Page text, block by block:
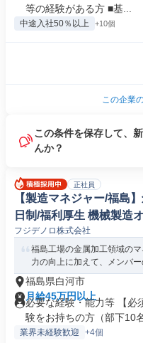
等の経験がある方 ■基...
中途入社50％以上 +10個
この企業
この条件を保存して、
んか？
正社員
【製造マネジャー/福島
日制/福利厚生 機械製造
ー
フジデノロ株式会社
福島工場の金属加工領域の
力の向上に加えて、メンバー
福島県白河市
月給45万円以上
必要な経験・能力等 【必
験をお持ちの方（部下10
業界未経験歓迎 +4個